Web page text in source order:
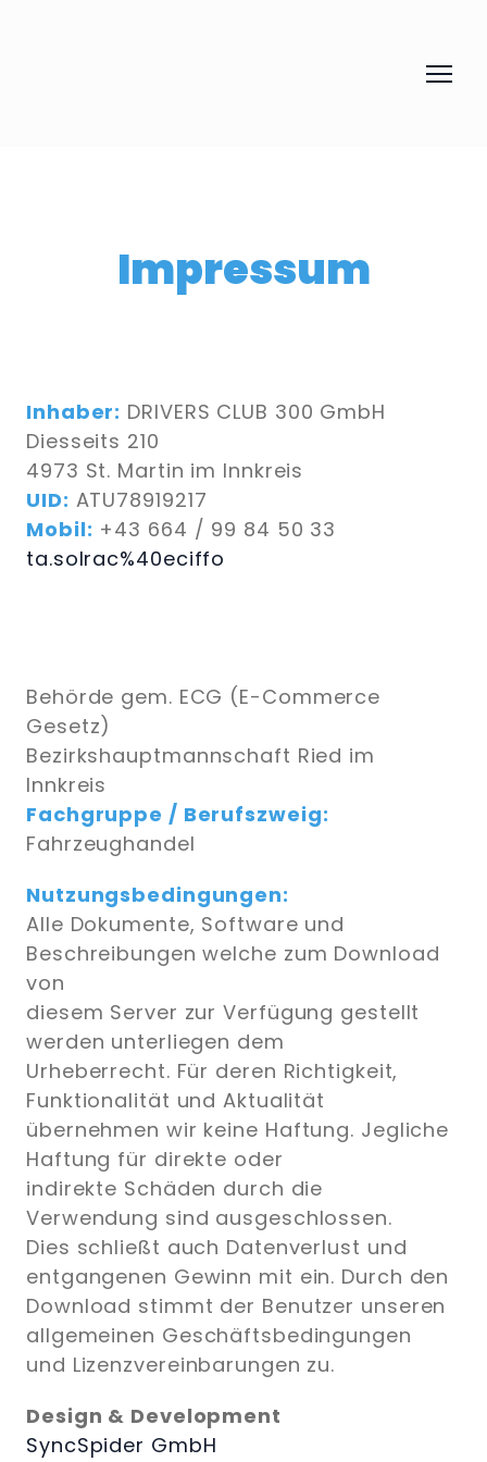
Impressum
Inhaber: DRIVERS CLUB 300 GmbH
Diesseits 210
4973 St. Martin im Innkreis
UID: ATU78919217
Mobil: +43 664 / 99 84 50 33
ta.solrac%40eciffo
Behörde gem. ECG (E-Commerce
Gesetz)
Bezirkshauptmannschaft Ried im
Innkreis
Fachgruppe / Berufszweig:
Fahrzeughandel
Nutzungsbedingungen:
Alle Dokumente, Software und
Beschreibungen welche zum Download
von
diesem Server zur Verfügung gestellt
werden unterliegen dem
Urheberrecht. Für deren Richtigkeit,
Funktionalität und Aktualität
übernehmen wir keine Haftung. Jegliche
Haftung für direkte oder
indirekte Schäden durch die
Verwendung sind ausgeschlossen.
Dies schließt auch Datenverlust und
entgangenen Gewinn mit ein. Durch den
Download stimmt der Benutzer unseren
allgemeinen Geschäftsbedingungen
und Lizenzvereinbarungen zu.
Design & Development
SyncSpider GmbH